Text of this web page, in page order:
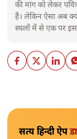
की मांग को लेकर
हैं। लेकिन ऐसा अब क्यों
स्थलों में से एक पर इस
सत्य हिन्दी ऐप